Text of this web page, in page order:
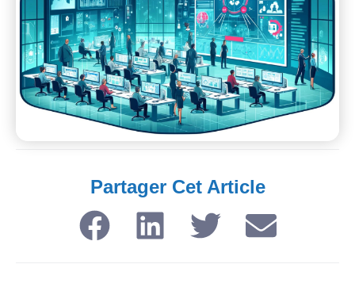
Partager Cet Article​